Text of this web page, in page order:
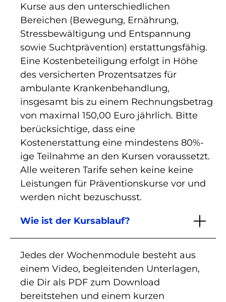
Kurse aus den unterschiedlichen
Bereichen (Bewegung, Ernährung,
Stressbewältigung und Entspannung
sowie Suchtprävention) erstattungsfähig.
Eine Kostenbeteiligung erfolgt in Höhe
des versicherten Prozentsatzes für
ambulante Krankenbehandlung,
insgesamt bis zu einem Rechnungsbetrag
von maximal 150,00 Euro jährlich. Bitte
berücksichtige, dass eine
Kostenerstattung eine mindestens 80%-
ige Teilnahme an den Kursen voraussetzt.
Alle weiteren Tarife sehen keine keine
Leistungen für Präventionskurse vor und
werden nicht bezuschusst.
Wie ist der Kursablauf?
Jedes der Wochenmodule besteht aus
einem Video, begleitenden Unterlagen,
die Dir als PDF zum Download
bereitstehen und einem kurzen